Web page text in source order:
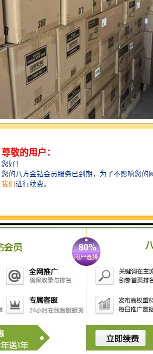
业而言，如何将优质产品高效、安全地送达欧
不仅能够帮助企业克服地理距离带来的挑战，
程，涵盖跨国运输、仓储管理、通关申报、风
等多种方式的灵活组合，确保货物从出发地到
的物流需求，需要综合考虑运输成本、时效要